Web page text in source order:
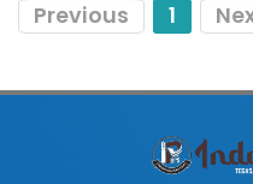
Previous 1